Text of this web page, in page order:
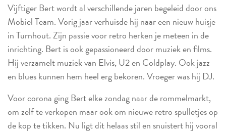
Vijftiger Bert wordt al verschillende jaren begeleid door ons
Mobiel Team. Vorig jaar verhuisde hij naar een nieuw huisje
in Turnhout. Zijn passie voor retro herken je meteen in de
inrichting. Bert is ook gepassioneerd door muziek en films.
Hij verzamelt muziek van Elvis, U2 en Coldplay. Ook jazz
en blues kunnen hem heel erg bekoren. Vroeger was hij DJ.
Voor corona ging Bert elke zondag naar de rommelmarkt,
om zelf te verkopen maar ook om nieuwe retro spulletjes op
de kop te tikken. Nu ligt dit helaas stil en snuistert hij vooral